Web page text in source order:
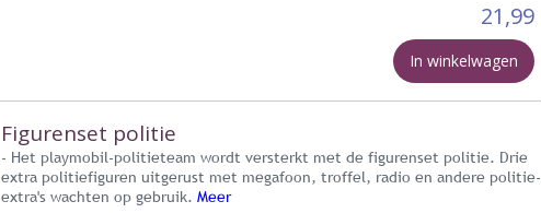
21,99
In winkelwagen
Figurenset politie
- Het playmobil-politieteam wordt versterkt met de figurenset politie. Drie
extra politiefiguren uitgerust met megafoon, troffel, radio en andere politie-
extra's wachten op gebruik. Meer